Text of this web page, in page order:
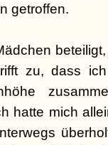
getroffen.
zu, dass
hatte mich